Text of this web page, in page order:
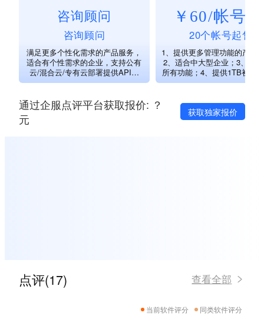
咨询顾问
咨询顾问
满足更多个性化需求的产品服务，
适合有个性需求的企业，支持公有
云/混合云/专有云部署提供API接
口， 100个帐号起售, 帐号不封顶
￥60/帐号/
20个帐号起售
1、提供更多管理功能的产品
2、适合中大型企业；3、含
所有功能；4、提供1TB初始
5、20个帐号起售, 帐号不
通过企服点评平台获取报价: ？
元
获取独家报价
点评(17) 查看全部
当前软件评分 同类软件评分